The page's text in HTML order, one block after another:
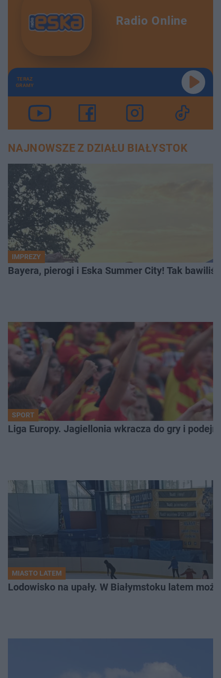
Radio Online
TERAZ
GRAMY
NAJNOWSZE Z DZIAŁU BIAŁYSTOK
IMPREZY
Bayera, pierogi i Eska Summer City! Tak
SPORT
Liga Europy. Jagiellonia wkracza do gry i
MIASTO LATEM
Lodowisko na upały. W Białymstoku latem